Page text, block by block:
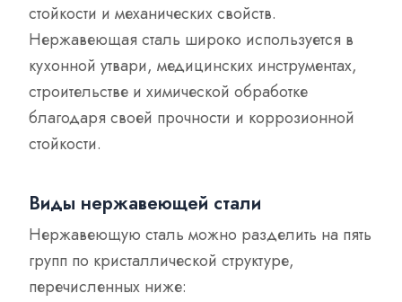
стойкости и механических свойств.
Нержавеющая сталь широко используется в
кухонной утвари, медицинских инструментах,
строительстве и химической обработке
благодаря своей прочности и коррозионной
стойкости.
Виды нержавеющей стали
Нержавеющую сталь можно разделить на пять
групп по кристаллической структуре,
перечисленных ниже: